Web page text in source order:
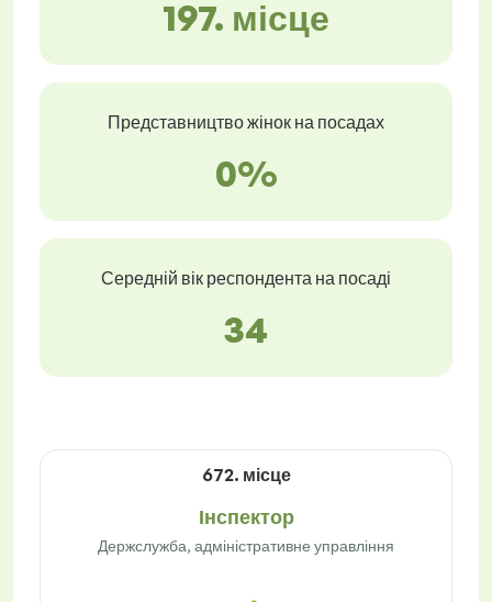
197. місце
Представництво жінок на посадах
0%
Середній вік респондента на посаді
34
672. місце
Інспектор
Держслужба, адміністративне управління